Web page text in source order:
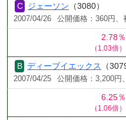
ジェーソン （3080）
2007/04/26 公開価格：360円、
2.78％
（1.03倍）
ディーブイエックス （
2007/04/25 公開価格：3,200円
6.25％
（1.06倍）